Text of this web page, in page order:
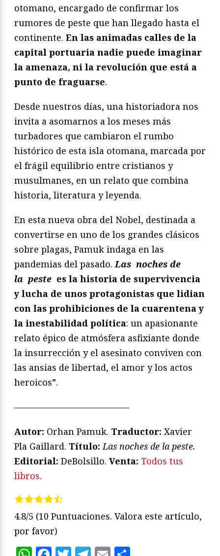
otomano, encargado de confirmar los
rumores de peste que han llegado hasta el
continente. En las animadas calles de la
capital portuaria nadie puede imaginar
la amenaza, ni la revolución que está a
punto de fraguarse.
Desde nuestros días, una historiadora nos
invita a asomarnos a los meses más
turbadores que cambiaron el rumbo
histórico de esta isla otomana, marcada por
el frágil equilibrio entre cristianos y
musulmanes, en un relato que combina
historia, literatura y leyenda.
En esta nueva obra del Nobel, destinada a
convertirse en uno de los grandes clásicos
sobre plagas, Pamuk indaga en las
pandemias del pasado. Las noches de
la peste es la historia de supervivencia
y lucha de unos protagonistas que lidian
con las prohibiciones de la cuarentena y
la inestabilidad política: un apasionante
relato épico de atmósfera asfixiante donde
la insurrección y el asesinato conviven con
las ansias de libertad, el amor y los actos
heroicos”.
—————————————
Autor: Orhan Pamuk. Traductor: Xavier
Pla Gaillard. Título:Las noches de la peste.
Editorial: DeBolsillo. Venta: Todos tus
libros.
4.8/5 (10 Puntuaciones. Valora este artículo,
por favor)